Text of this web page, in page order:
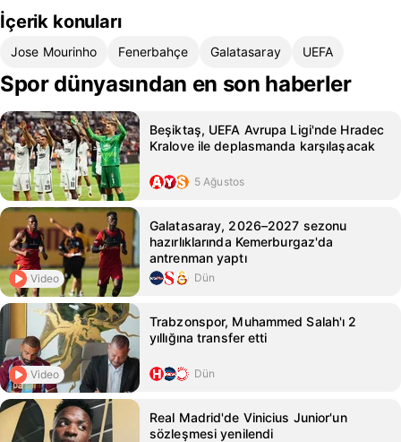
İçerik konuları
Jose Mourinho Fenerbahçe Galatasaray UEFA
Spor dünyasından en son haberler
Beşiktaş, UEFA Avrupa Ligi'nde Hradec
Kralove ile deplasmanda karşılaşacak
5 Ağustos
Video
Galatasaray, 2026–2027 sezonu
hazırlıklarında Kemerburgaz'da
antrenman yaptı
Dün
Video
Trabzonspor, Muhammed Salah'ı 2
yıllığına transfer etti
Dün
Real Madrid'de Vinicius Junior'un
sözleşmesi yenilendi